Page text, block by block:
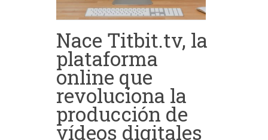
Nace Titbit.tv, la
plataforma
online que
revoluciona la
producción de
vídeos digitales